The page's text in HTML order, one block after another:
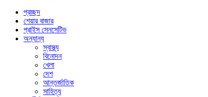
প্রচ্ছদ
শেয়ার বাজার
প্রাইস সেনসেটিভ
অন্যান্য
স্বাস্থ্য
বিনোদন
খেলা
দেশ
আন্তর্জাতিক
সাহিত্য